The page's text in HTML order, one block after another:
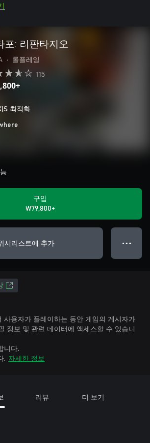
포: 리판타지오
• 롤플레잉
115
최적화
구입
₩79,800+
시리스트에 추가 ● ● ●
사용자가 플레이하는 동안 게임의 게시자가
정보 및 관련 데이터에 액세스할 수 있습니
니다.
. 자세한 정보
리뷰 더 보기